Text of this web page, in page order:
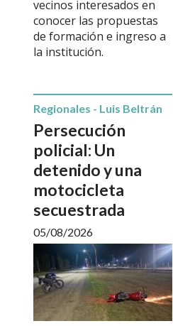
vecinos interesados en
conocer las propuestas
de formación e ingreso a
la institución.
Persecución
policial: Un
detenido y una
motocicleta
secuestrada
Regionales - Luis Beltrán
05/08/2026